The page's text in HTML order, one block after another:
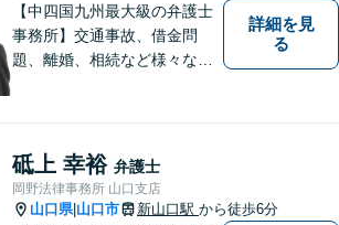
【中四国九州最大級の弁護士
事務所】交通事故、借金問
題、離婚、相続など様々な問
い！
詳細を見
る
砥上 幸裕 弁護士
岡野法律事務所 山口支店
山口県| 山口市 新山口駅 から徒歩6分